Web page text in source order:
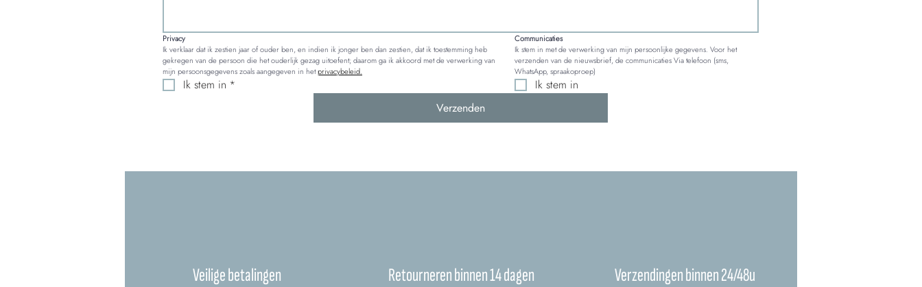
Privacy
Ik verklaar dat ik zestien jaar of ouder ben, en indien ik jonger ben dan zestien, dat ik toestemming heb
gekregen van de persoon die het ouderlijk gezag uitoefent; daarom ga ik akkoord met de verwerking van
mijn persoonsgegevens zoals aangegeven in het privacybeleid.
Communicaties
Ik stem in met de verwerking van mijn persoonlijke gegevens. Voor het
verzenden van de nieuwsbrief, de communicaties Via telefoon (sms,
WhatsApp, spraakoproep)
Ik stem in *
Ik stem in
Verzenden
Veilige betalingen Retourneren binnen 14 dagen Verzendingen binnen 24/48u